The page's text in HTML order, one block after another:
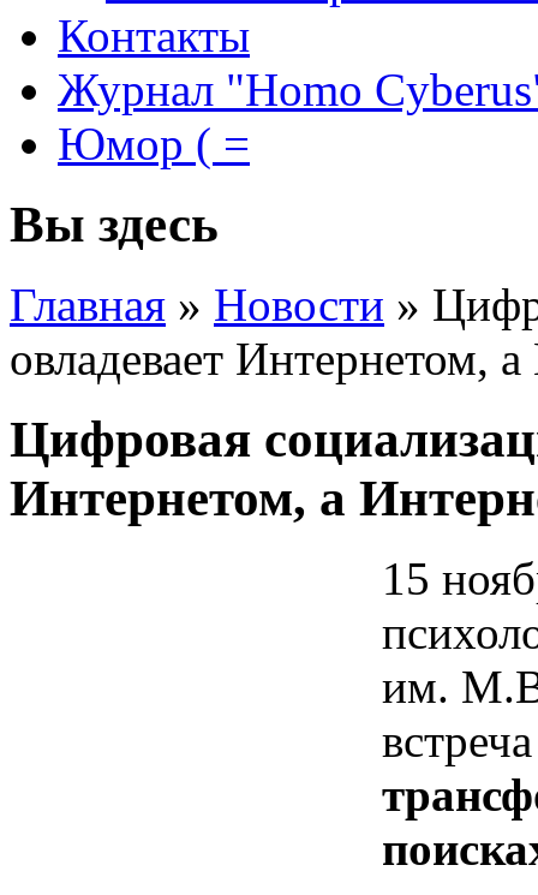
Контакты
Журнал "Homo
Юмор ( =
Вы здесь
Главная » Новости »
овладевает Интернетом,
Цифровая
Интернетом, а
15
им.